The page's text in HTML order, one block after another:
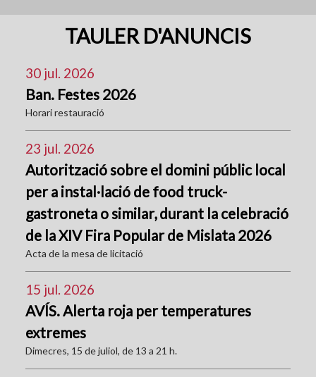
TAULER D'ANUNCIS
30 jul. 2026
Ban. Festes 2026
Horari restauració
23 jul. 2026
Autorització sobre el domini públic local
per a instal·lació de food truck-
gastroneta o similar, durant la celebració
de la XIV Fira Popular de Mislata 2026
Acta de la mesa de licitació
15 jul. 2026
AVÍS. Alerta roja per temperatures
extremes
Dimecres, 15 de juliol, de 13 a 21 h.